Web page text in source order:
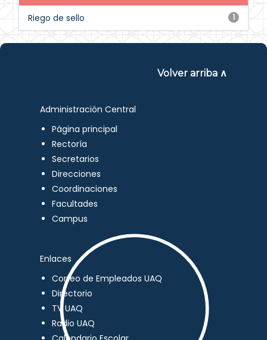
1
Riego de sello
Volver arriba ∧
Administración Central
Página principal
Rectoría
Secretarios
Direcciones
Coordinaciones
Facultades
Campus
Enlaces
Correo de Empleados UAQ
Directorio
TV UAQ
Radio UAQ